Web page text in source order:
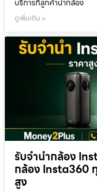
บริการที่ลูกค้านำกล้อง
ดูเพิ่มเติม »
รับจำนำกล้อง
กล้อง Insta360
สูง